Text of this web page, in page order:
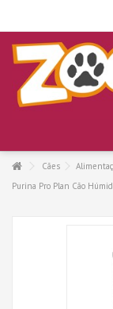
Cães
Purina Pro Plan Cão